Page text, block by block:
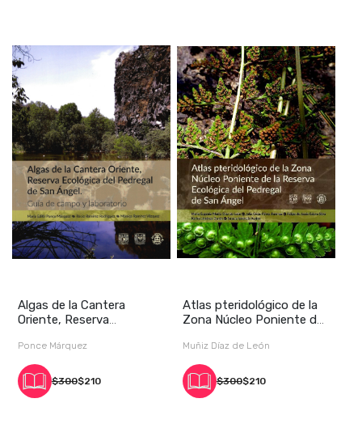
Algas de la Cantera
Oriente, Reserva
Ponce Márquez
$300$210
Atlas pteridológico de la
Zona Núcleo Poniente de
Muñiz Díaz de León
$300$210